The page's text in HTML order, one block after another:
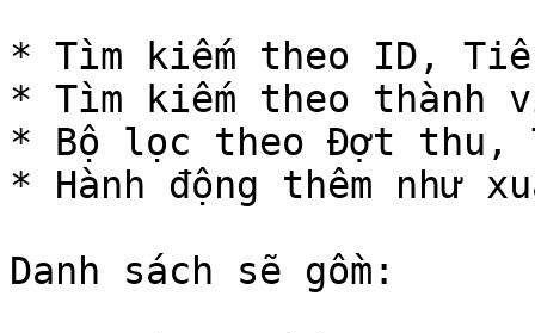
* Tìm kiếm theo ID,
* Tìm kiếm theo thành
* Bộ lọc theo Đợt thu,
* Hành động thêm như
Danh sách sẽ gồm: